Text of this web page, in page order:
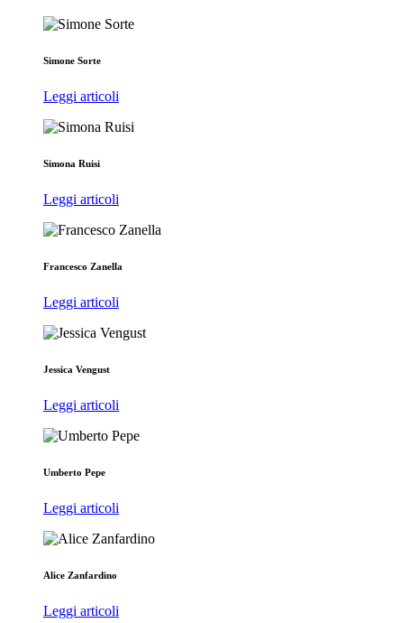
Simone Sorte
Leggi articoli
Simona Ruisi
Leggi articoli
Francesco Zanella
Leggi articoli
Jessica Vengust
Leggi articoli
Umberto Pepe
Leggi articoli
Alice Zanfardino
Leggi articoli